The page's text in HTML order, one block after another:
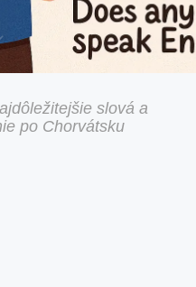
slová a
po Chorvátsku